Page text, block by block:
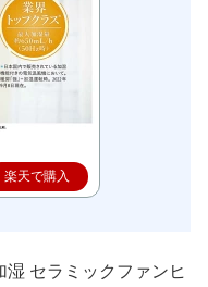
楽天で購入
湿 セラミックファンヒ